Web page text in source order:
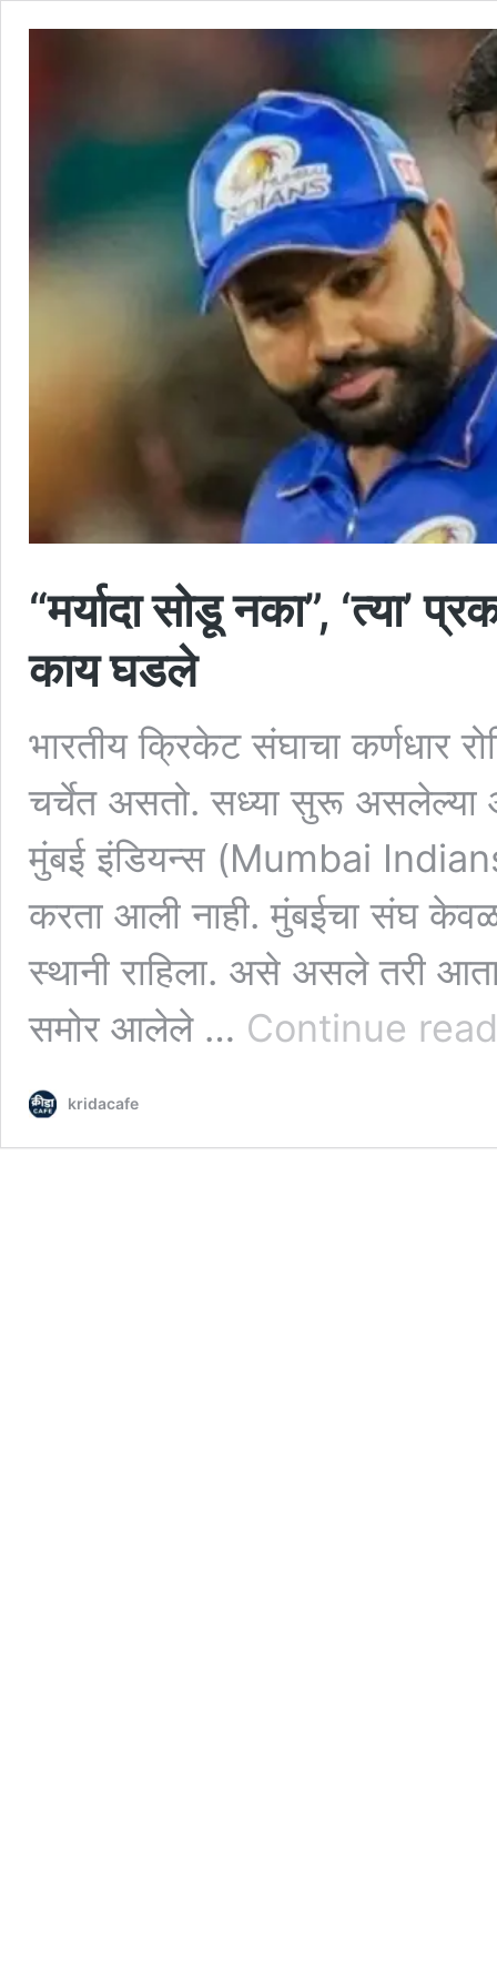
“मर्यादा सोडू नका”, ‘त्या’
काय घडले
भारतीय क्रिकेट संघाचा कर्णधार
चर्चेत असतो. सध्या सुरू
मुंबई इंडियन्स (Mumbai
करता आली नाही. मुंबईचा संघ
स्थानी राहिला. असे असले तरी आता
समोर आलेले … Continue
kridacafe